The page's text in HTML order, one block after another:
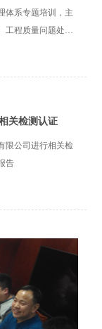
体系专题培训，主
工程质量问题处理
关检测认证
限公司进行相关检
告